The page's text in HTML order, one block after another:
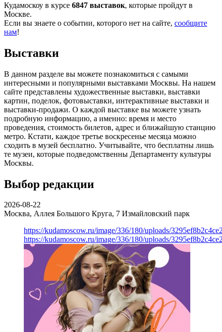
Кудамоскоу в курсе 6847 выставок, которые пройдут в
Москве.
Если вы знаете о событии, которого нет на сайте, сообщите
нам!
Выставки
В данном разделе вы можете познакомиться с самыми
интересными и популярными выставками Москвы. На нашем
сайте представлены художественные выставки, выставки
картин, поделок, фотовыставки, интерактивные выставки и
выставки-продажи. О каждой выставке вы можете узнать
подробную информацию, а именно: время и место
проведения, стоимость билетов, адрес и ближайшую станцию
метро. Кстати, каждое третье воскресенье месяца можно
сходить в музей бесплатно. Учитывайте, что бесплатны лишь
те музеи, которые подведомственны Департаменту культуры
Москвы.
Выбор редакции
2026-08-22
Москва, Аллея Большого Круга, 7 Измайловский парк
https://kudamoscow.ru/image/336/180/uploads/
https://kudamoscow.ru/image/336/180/uploads/